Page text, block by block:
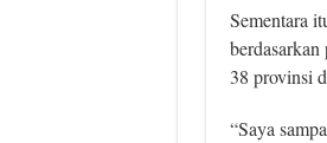
Sementara
38 provinsi
“Saya